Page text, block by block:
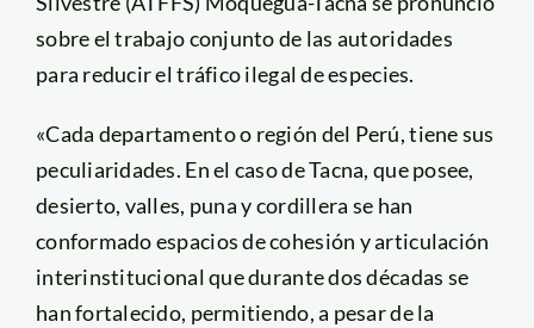
sobre el trabajo conjunto de las autoridades
para reducir el tráfico ilegal de especies.
«Cada departamento o región del Perú, tiene sus
peculiaridades. En el caso de Tacna, que posee,
desierto, valles, puna y cordillera se han
conformado espacios de cohesión y articulación
interinstitucional que durante dos décadas se
han fortalecido, permitiendo, a pesar de la